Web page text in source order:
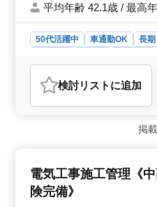
ください／
平均年齢 42.1歳 / 最高
50代活躍中 車通勤OK 長期
おすすめポイント
＜経験を活かす＞ 自動車
活かし、若手育成にも貢献
通勤可、交通費支給。残業
員、契約社員、派遣社員か
健康、厚生の社会保険完備
検討リスト に追加
掲
電気工事施工管理《
険完備》